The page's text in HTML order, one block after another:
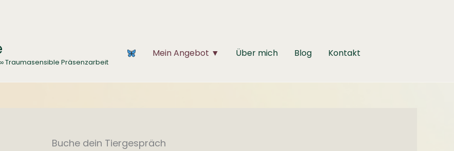
Traumasensible Präsenzarbeit
Mein Angebot ▼ Über mich Blog Kontakt
Buche dein Tiergespräch